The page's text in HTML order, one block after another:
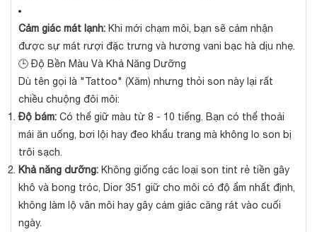
Cảm giác mát lạnh: Khi mới chạm môi, bạn sẽ cảm nhận
được sự mát rượi đặc trưng và hương vani bạc hà dịu nhẹ.
🕒 Độ Bền Màu Và Khả Năng Dưỡng
Dù tên gọi là "Tattoo" (Xăm) nhưng thỏi son này lại rất
chiều chuộng đôi môi:
Độ bám: Có thể giữ màu từ 8 - 10 tiếng. Bạn có thể thoải
mái ăn uống, bơi lội hay đeo khẩu trang mà không lo son bị
trôi sạch.
Khả năng dưỡng: Không giống các loại son tint rẻ tiền gây
khô và bong tróc, Dior 351 giữ cho môi có độ ẩm nhất định,
không làm lộ vân môi hay gây cảm giác căng rát vào cuối
ngày.